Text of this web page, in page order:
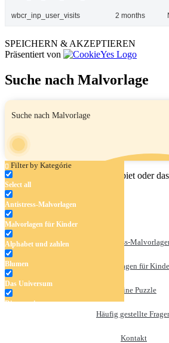
wbcr_inp_user_visits 2 months
SPEICHERN & AKZEPTIEREN
Präsentiert von
Suche nach Malvorlage
Filter by Kategórie
Select all
Antistress-Malvorlagen
Malvorlagen für Kinder
Alphabet und zahlen
Blumen
Das Universum
Dinosaurier
Geben Sie den Namen, das Gebiet oder
Malbuchs ein.
Antistress-
Malvorlagen für
Online Puzzle
Häufig gestellte
Kontakt